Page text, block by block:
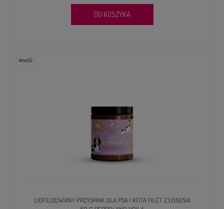
DO KOSZYKA
LIOFILIZOWANY PRZYSMAK DLA PSA I KOTA FILET Z ŁOSOSIA
NOWOŚĆ